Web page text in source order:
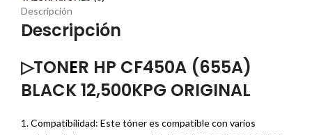
Descripción
Descripción
▷TONER HP CF450A (655A)
BLACK 12,500KPG ORIGINAL
1. Compatibilidad: Este tóner es compatible con varios